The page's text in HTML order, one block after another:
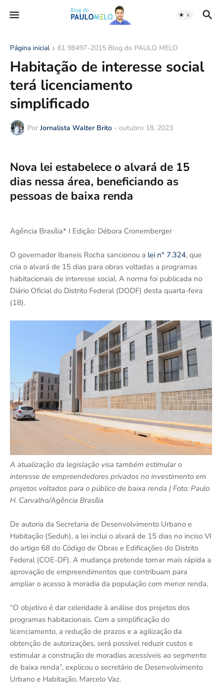
Página inicial 61 98497-2015 Blog do PAULO MELO
Habitação de interesse social
terá licenciamento
simplificado
Por Jornalista Walter Brito - outubro 18, 2023
Nova lei estabelece o alvará de 15
dias nessa área, beneficiando as
pessoas de baixa renda
Agência Brasília* I Edição: Débora Cronemberger
O governador Ibaneis Rocha sancionou a lei n° 7.324, que
cria o alvará de 15 dias para obras voltadas a programas
habitacionais de interesse social. A norma foi publicada no
Diário Oficial do Distrito Federal (DODF) desta quarta-feira
(18).
A atualização da legislação visa também estimular o
interesse de empreendedores privados no investimento em
projetos voltados para o público de baixa renda | Foto: Paulo
H. Carvalho/Agência Brasília
De autoria da Secretaria de Desenvolvimento Urbano e
Habitação (Seduh), a lei inclui o alvará de 15 dias no inciso VI
do artigo 68 do Código de Obras e Edificações do Distrito
Federal (COE-DF). A mudança pretende tornar mais rápida a
aprovação de empreendimentos que contribuam para
ampliar o acesso à moradia da população com menor renda.
“O objetivo é dar celeridade à análise dos projetos dos
programas habitacionais. Com a simplificação do
licenciamento, a redução de prazos e a agilização da
obtenção de autorizações, será possível reduzir custos e
estimular a construção de moradias acessíveis ao segmento
de baixa renda”, explicou o secretário de Desenvolvimento
Urbano e Habitação, Marcelo Vaz.